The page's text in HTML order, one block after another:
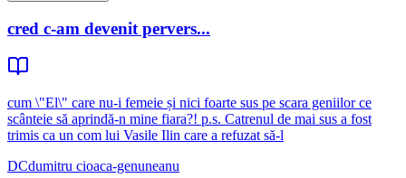
cred c-am devenit pervers...
cum \"El\" care nu-i femeie și nici foarte sus pe scara geniilor ce
scânteie să aprindă-n mine fiara?! p.s. Catrenul de mai sus a fost
trimis ca un com lui Vasile Ilin care a refuzat să-l
DCdumitru cioaca-genuneanu